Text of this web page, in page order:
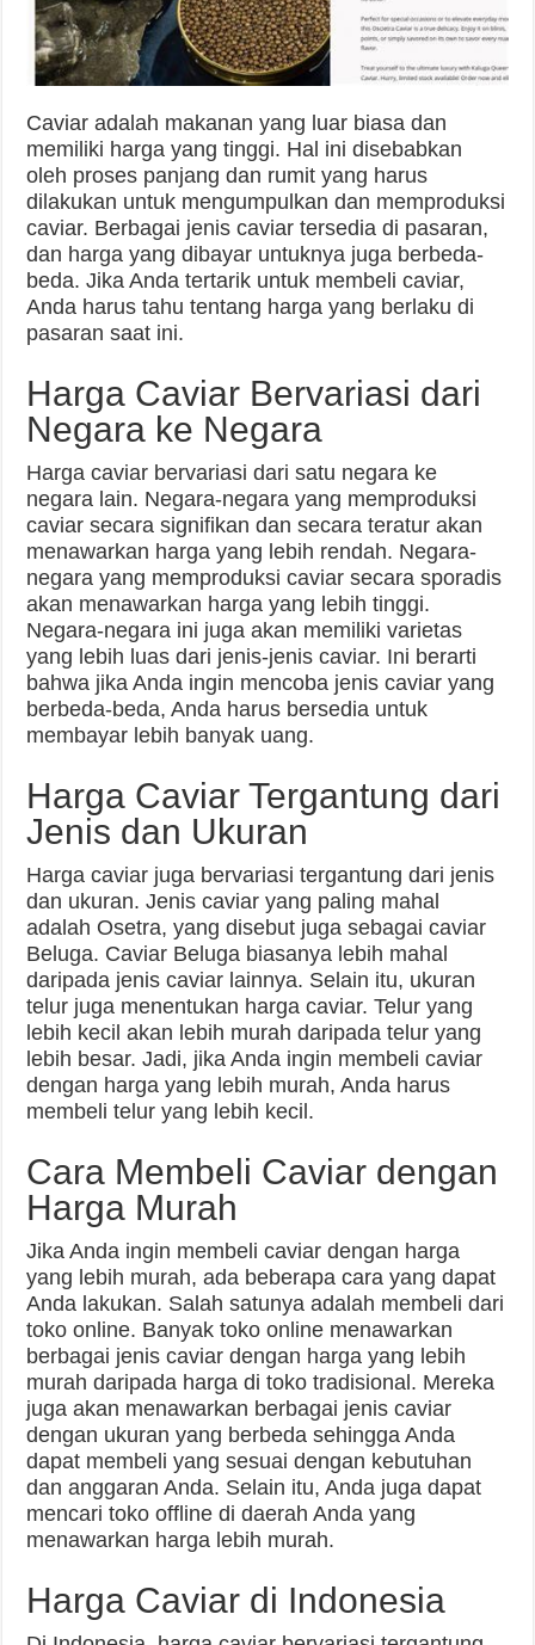
Caviar adalah makanan yang luar biasa dan
memiliki harga yang tinggi. Hal ini disebabkan
oleh proses panjang dan rumit yang harus
dilakukan untuk mengumpulkan dan memproduksi
caviar. Berbagai jenis caviar tersedia di pasaran,
dan harga yang dibayar untuknya juga berbeda-
beda. Jika Anda tertarik untuk membeli caviar,
Anda harus tahu tentang harga yang berlaku di
pasaran saat ini.
Harga Caviar Bervariasi dari
Negara ke Negara
Harga caviar bervariasi dari satu negara ke
negara lain. Negara-negara yang memproduksi
caviar secara signifikan dan secara teratur akan
menawarkan harga yang lebih rendah. Negara-
negara yang memproduksi caviar secara sporadis
akan menawarkan harga yang lebih tinggi.
Negara-negara ini juga akan memiliki varietas
yang lebih luas dari jenis-jenis caviar. Ini berarti
bahwa jika Anda ingin mencoba jenis caviar yang
berbeda-beda, Anda harus bersedia untuk
membayar lebih banyak uang.
Harga Caviar Tergantung dari
Jenis dan Ukuran
Harga caviar juga bervariasi tergantung dari jenis
dan ukuran. Jenis caviar yang paling mahal
adalah Osetra, yang disebut juga sebagai caviar
Beluga. Caviar Beluga biasanya lebih mahal
daripada jenis caviar lainnya. Selain itu, ukuran
telur juga menentukan harga caviar. Telur yang
lebih kecil akan lebih murah daripada telur yang
lebih besar. Jadi, jika Anda ingin membeli caviar
dengan harga yang lebih murah, Anda harus
membeli telur yang lebih kecil.
Cara Membeli Caviar dengan
Harga Murah
Jika Anda ingin membeli caviar dengan harga
yang lebih murah, ada beberapa cara yang dapat
Anda lakukan. Salah satunya adalah membeli dari
toko online. Banyak toko online menawarkan
berbagai jenis caviar dengan harga yang lebih
murah daripada harga di toko tradisional. Mereka
juga akan menawarkan berbagai jenis caviar
dengan ukuran yang berbeda sehingga Anda
dapat membeli yang sesuai dengan kebutuhan
dan anggaran Anda. Selain itu, Anda juga dapat
mencari toko offline di daerah Anda yang
menawarkan harga lebih murah.
Harga Caviar di Indonesia